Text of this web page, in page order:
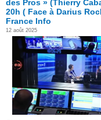
des Pros » (Thierry
20h ( Face à Darius
France Info
12 août 2025